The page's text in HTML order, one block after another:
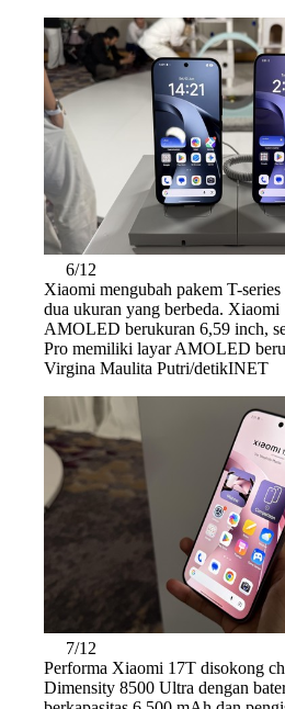
6/12
Xiaomi mengubah pakem T-
dua ukuran yang berbeda.
AMOLED berukuran 6,59 inch,
Pro memiliki layar AMOLED
Virgina Maulita Putri/detikINET
7/12
Performa Xiaomi 17T disokong
Dimensity 8500 Ultra dengan